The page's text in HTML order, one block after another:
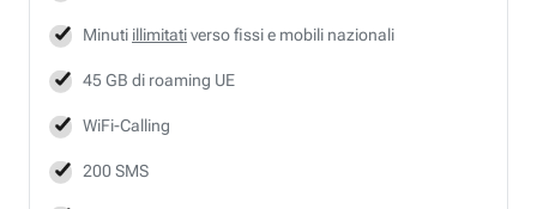
Minuti illimitativerso fissi e mobili nazionali
45 GB di roaming UE
WiFi-Calling
200 SMS